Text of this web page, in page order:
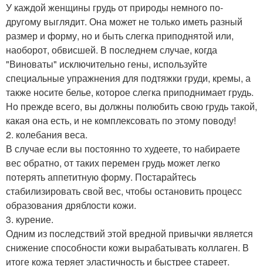
У каждой женщины грудь от природы немного по-
другому выглядит. Она может не только иметь разный
размер и форму, но и быть слегка приподнятой или,
наоборот, обвисшей. В последнем случае, когда
"Виноваты" исключительно гены, используйте
специальные упражнения для подтяжки груди, кремы, а
также носите белье, которое слегка приподнимает грудь.
Но прежде всего, вы должны полюбить свою грудь такой,
какая она есть, и не комплексовать по этому поводу!
2. колебания веса.
В случае если вы постоянно то худеете, то набираете
вес обратно, от таких перемен грудь может легко
потерять аппетитную форму. Постарайтесь
стабилизировать свой вес, чтобы остановить процесс
образования дряблости кожи.
3. курение.
Одним из последствий этой вредной привычки является
снижение способности кожи вырабатывать коллаген. В
итоге кожа теряет эластичность и быстрее стареет.